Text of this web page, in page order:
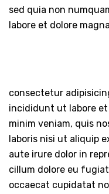
sed quia non
labore et dolore
consectetur
incididunt ut labore et
minim veniam, quis
laboris nisi ut aliquip
aute irure dolor in
cillum dolore eu
occaecat cupidatat